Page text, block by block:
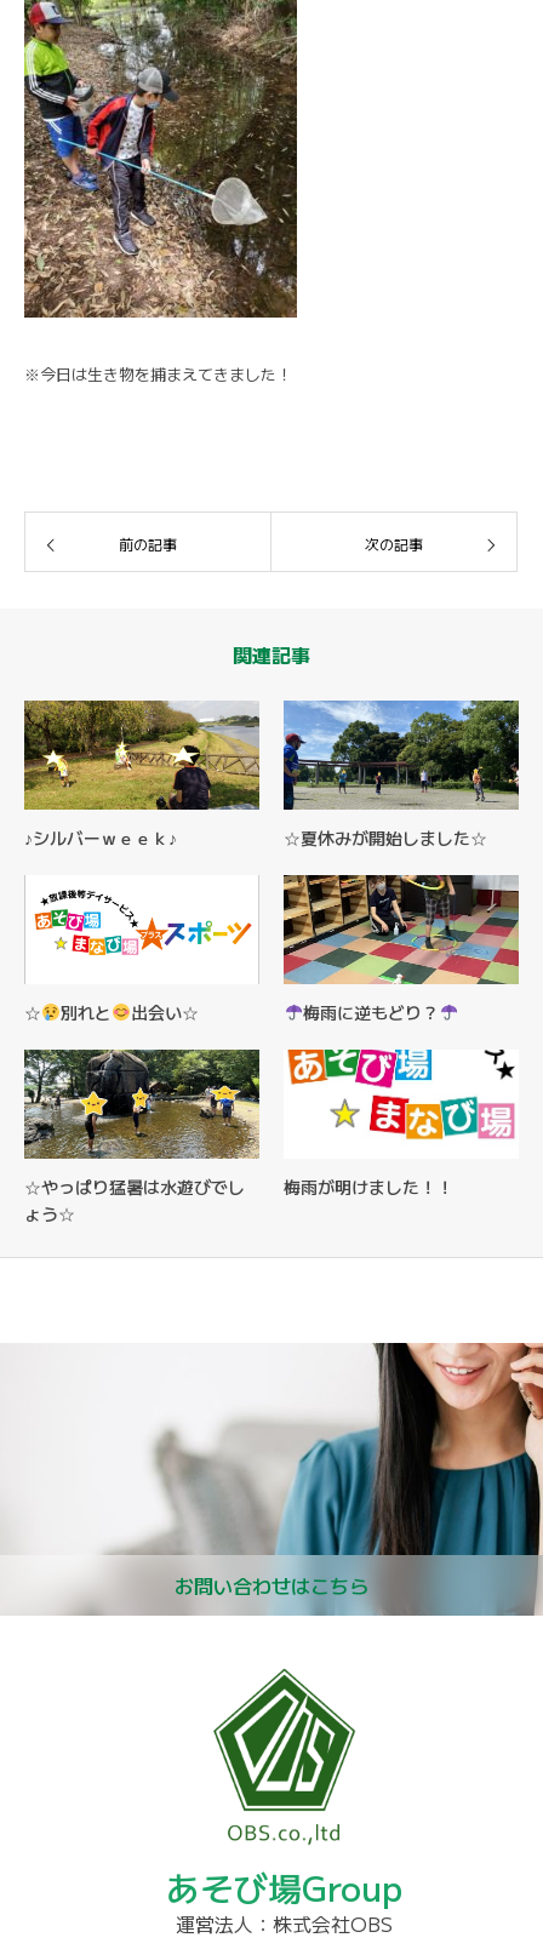
※今日は生き物を捕まえてきました！
前の記事 次の記事
関連記事
♪シルバーｗｅｅｋ♪ ☆夏休みが開始しました☆
☆ 別れと 出会い☆ 梅雨に逆もどり？
☆やっぱり猛暑は水遊びでし
ょう☆
梅雨が明けました！！
お問い合わせはこちら
あそび場Group
運営法人：株式会社OBS